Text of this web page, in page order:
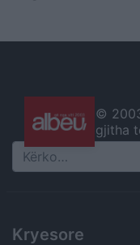
©
gjitha
Search
Kryesore